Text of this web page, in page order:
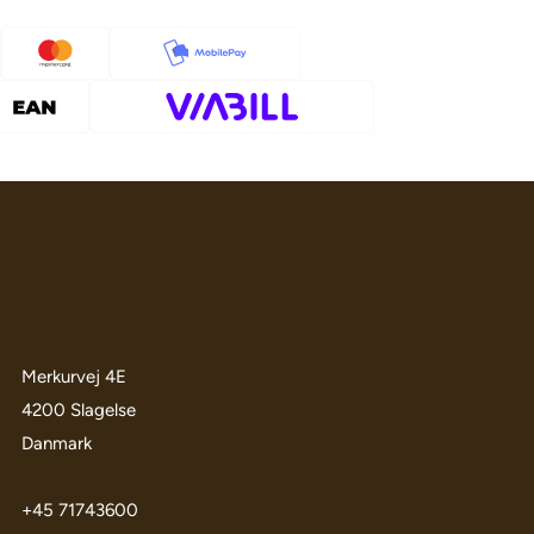
Merkurvej 4E
4200 Slagelse
Danmark
+45 71743600